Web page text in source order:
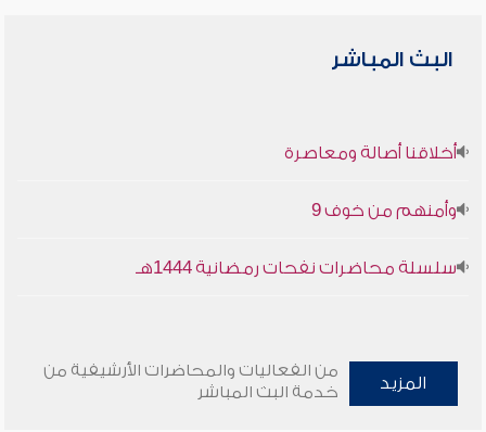
البث المباشر
أخلاقنا أصالة ومعاصرة
وأمنهم من خوف 9
سلسلة محاضرات نفحات رمضانية 1444هـ
المزيد
من الفعاليات والمحاضرات الأرشيفية من
خدمة البث المباشر